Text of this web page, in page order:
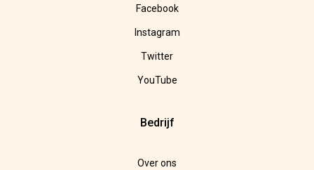
Facebook
Instagram
Twitter
YouTube
Bedrijf
Over ons